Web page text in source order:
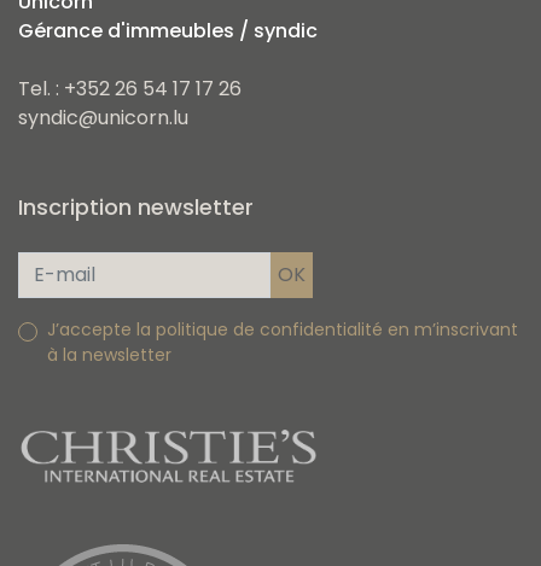
Gérance d'immeubles / syndic
Tel. : +352 26 54 17 17 26
syndic@unicorn.lu
Inscription newsletter
J’accepte la politique de confidentialité en m’inscrivant
à la newsletter